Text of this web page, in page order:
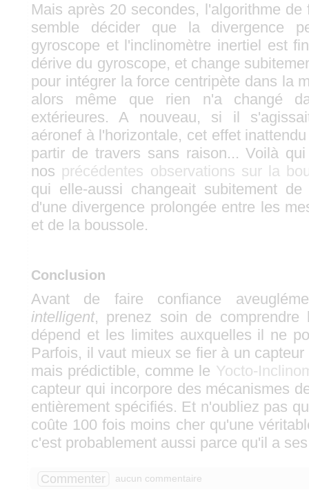
Mais après 20 secondes, l'algorithme de
semble décider que la divergence
gyroscope et l'inclinomètre inertiel est
dérive du gyroscope, et change
pour intégrer la force centripète dans la
alors même que rien n'a changé
extérieures. A nouveau, si il
aéronef à l'horizontale, cet effet
partir de travers sans raison... Voilà
nos précédentes observations sur la
qui elle-aussi changeait subitement de
d'une divergence prolongée entre les
et de la boussole.
Conclusion
Avant de faire confiance
intelligent, prenez soin de comprendre
dépend et les limites auxquelles il ne
Parfois, il vaut mieux se fier à un
mais prédictible, comme le Yocto-
capteur qui incorpore des mécanismes
entièrement spécifiés. Et n'oubliez pas
coûte 100 fois moins cher qu'une
c'est probablement aussi parce qu'il a
Commenter aucun commentaire